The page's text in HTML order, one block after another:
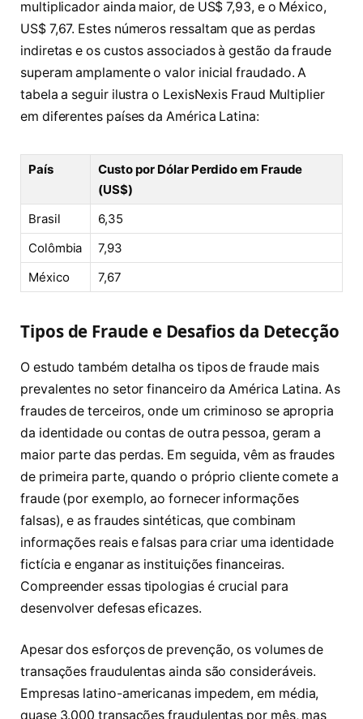
multiplicador ainda maior, de US$ 7,93, e o México,
US$ 7,67. Estes números ressaltam que as perdas
indiretas e os custos associados à gestão da fraude
superam amplamente o valor inicial fraudado. A
tabela a seguir ilustra o LexisNexis Fraud Multiplier
em diferentes países da América Latina:
País
Custo por Dólar Perdido em Fraude
(US$)
Brasil
6,35
Colômbia
7,93
México
7,67
Tipos de Fraude e Desafios da Detecção
O estudo também detalha os tipos de fraude mais
prevalentes no setor financeiro da América Latina. As
fraudes de terceiros, onde um criminoso se apropria
da identidade ou contas de outra pessoa, geram a
maior parte das perdas. Em seguida, vêm as fraudes
de primeira parte, quando o próprio cliente comete a
fraude (por exemplo, ao fornecer informações
falsas), e as fraudes sintéticas, que combinam
informações reais e falsas para criar uma identidade
fictícia e enganar as instituições financeiras.
Compreender essas tipologias é crucial para
desenvolver defesas eficazes.
Apesar dos esforços de prevenção, os volumes de
transações fraudulentas ainda são consideráveis.
Empresas latino-americanas impedem, em média,
quase 3.000 transações fraudulentas por mês, mas